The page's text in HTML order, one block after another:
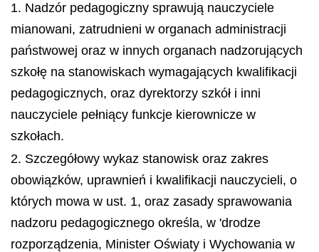
1. Nadzór pedagogiczny sprawują nauczyciele
mianowani, zatrudnieni w organach administracji
państwowej oraz w innych organach nadzorujących
szkołę na stanowiskach wymagających kwalifikacji
pedagogicznych, oraz dyrektorzy szkół i inni
nauczyciele pełniący funkcje kierownicze w
szkołach.
2. Szczegółowy wykaz stanowisk oraz zakres
obowiązków, uprawnień i kwalifikacji nauczycieli, o
których mowa w ust. 1, oraz zasady sprawowania
nadzoru pedagogicznego określa, w 'drodze
rozporządzenia, Minister Oświaty i Wychowania w